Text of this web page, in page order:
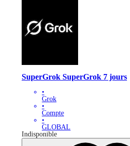
SuperGrok SuperGrok 7 jours
•
Grok
•
Compte
•
GLOBAL
Indisponible